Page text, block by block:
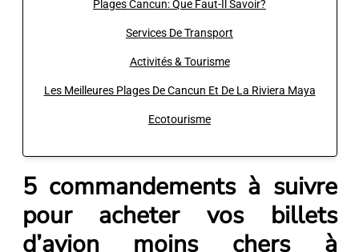
Plages Cancun: Que Faut-Il Savoir?
Services De Transport
Activités & Tourisme
Les Meilleures Plages De Cancun Et De La Riviera Maya
Ecotourisme
5 commandements à suivre
pour acheter vos billets
d’avion moins chers à